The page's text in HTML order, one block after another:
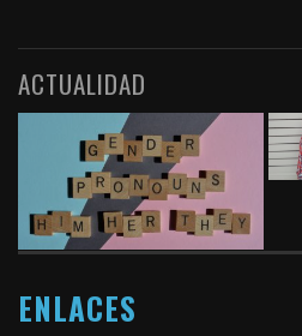
ACTUALIDAD
ENLACES